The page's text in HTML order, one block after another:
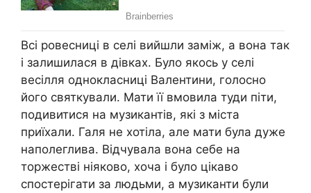
Всі ровесниці в селі вийшли заміж, а вона так
і залишилася в дівках. Було якось у селі
весілля однокласниці Валентини, голосно
його святкували. Мати її вмовила туди піти,
подивитися на музикантів, які з міста
приїхали. Галя не хотіла, але мати була дуже
наполеглива. Відчувала вона себе на
торжестві ніяково, хоча і було цікаво
спостерігати за людьми, а музиканти були